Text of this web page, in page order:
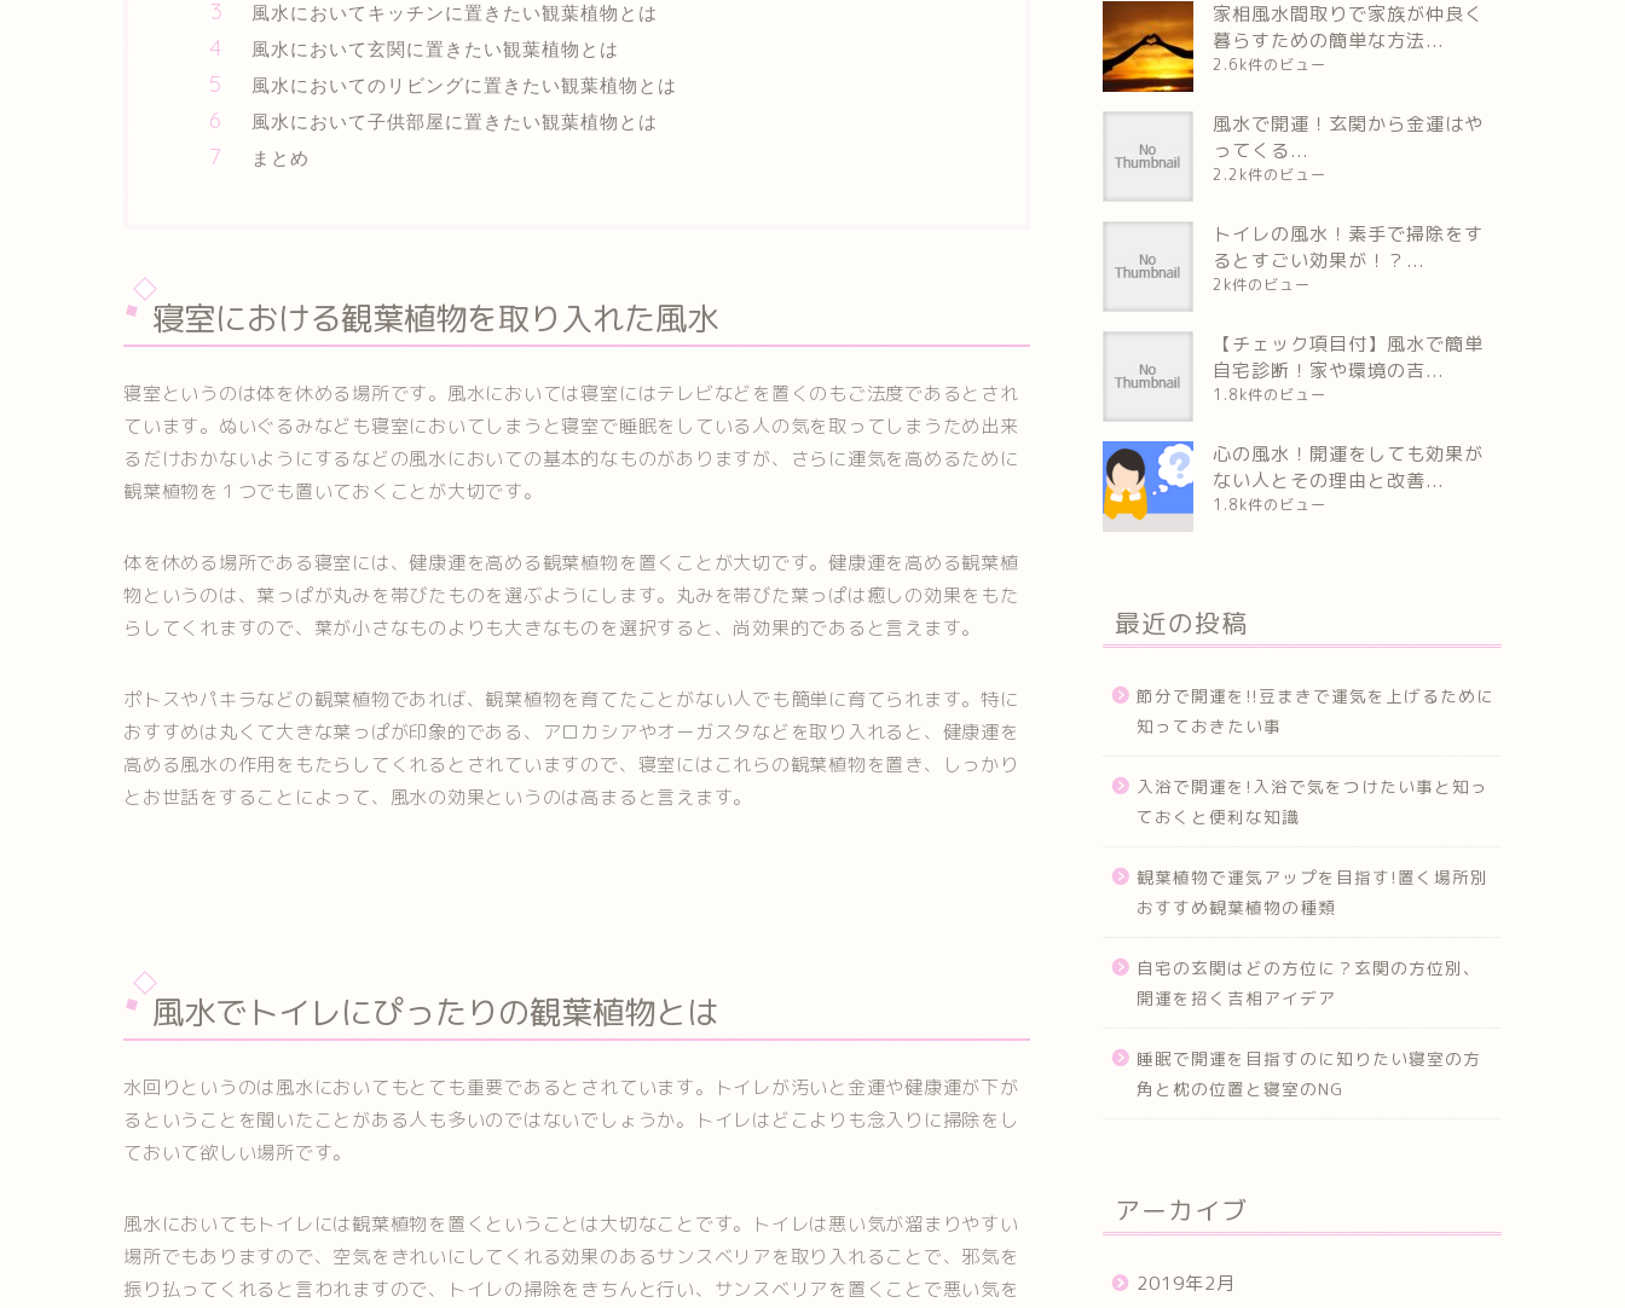
風水においてキッチンに置きたい観葉植物とは
風水において玄関に置きたい観葉植物とは
風水においてのリビングに置きたい観葉植物とは
風水において子供部屋に置きたい観葉植物とは
まとめ
寝室における観葉植物を取り入れた風水
寝室というのは体を休める場所です。風水においては寝室にはテレビなどを置くのもご法度であるとされ
ています。ぬいぐるみなども寝室においてしまうと寝室で睡眠をしている人の気を取ってしまうため出来
るだけおかないようにするなどの風水においての基本的なものがありますが、さらに運気を高めるために
観葉植物を１つでも置いておくことが大切です。
体を休める場所である寝室には、健康運を高める観葉植物を置くことが大切です。健康運を高める観葉植
物というのは、葉っぱが丸みを帯びたものを選ぶようにします。丸みを帯びた葉っぱは癒しの効果をもた
らしてくれますので、葉が小さなものよりも大きなものを選択すると、尚効果的であると言えます。
ポトスやパキラなどの観葉植物であれば、観葉植物を育てたことがない人でも簡単に育てられます。特に
おすすめは丸くて大きな葉っぱが印象的である、アロカシアやオーガスタなどを取り入れると、健康運を
高める風水の作用をもたらしてくれるとされていますので、寝室にはこれらの観葉植物を置き、しっかり
とお世話をすることによって、風水の効果というのは高まると言えます。
風水でトイレにぴったりの観葉植物とは
水回りというのは風水においてもとても重要であるとされています。トイレが汚いと金運や健康運が下が
るということを聞いたことがある人も多いのではないでしょうか。トイレはどこよりも念入りに掃除をし
ておいて欲しい場所です。
風水においてもトイレには観葉植物を置くということは大切なことです。トイレは悪い気が溜まりやすい
場所でもありますので、空気をきれいにしてくれる効果のあるサンスベリアを取り入れることで、邪気を
振り払ってくれると言われますので、トイレの掃除をきちんと行い、サンスベリアを置くことで悪い気を
家相風水間取りで家族が仲良く
暮らすための簡単な方法...
2.6k件のビュー
風水で開運！玄関から金運はや
ってくる...
2.2k件のビュー
トイレの風水！素手で掃除をす
るとすごい効果が！？...
2k件のビュー
【チェック項目付】風水で簡単
自宅診断！家や環境の吉...
1.8k件のビュー
心の風水！開運をしても効果が
ない人とその理由と改善...
1.8k件のビュー
最近の投稿
節分で開運を!!豆まきで運気を上げるために
知っておきたい事
入浴で開運を!入浴で気をつけたい事と知っ
ておくと便利な知識
観葉植物で運気アップを目指す!置く場所別
おすすめ観葉植物の種類
自宅の玄関はどの方位に？玄関の方位別、
開運を招く吉相アイデア
睡眠で開運を目指すのに知りたい寝室の方
角と枕の位置と寝室のNG
アーカイブ
2019年2月